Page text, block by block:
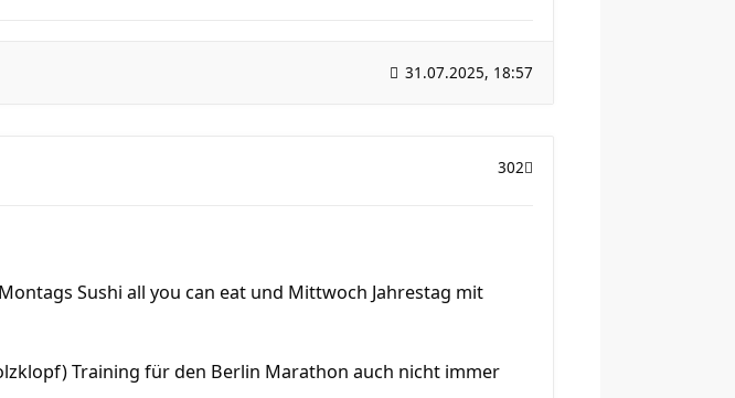
31.07.2025, 18:57
302
Sushi all you can eat und Mittwoch Jahrestag mit
Training für den Berlin Marathon auch nicht immer